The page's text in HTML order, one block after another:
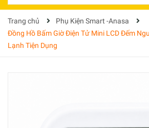
Trang chủ
Phụ Kiện Smart -Anasa
Đồng Hồ Bấm Giờ Điện Tử Mini LCD Đếm
Lạnh Tiện Dụng